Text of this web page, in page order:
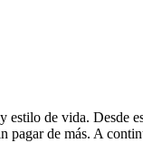
estilo de vida. Desde
de más. A